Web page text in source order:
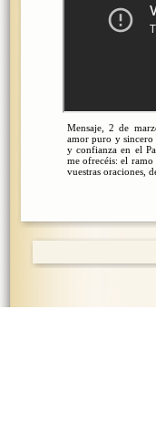
Mensaje, 2 de
amor puro y sincero
y confianza en el
me ofrecéis: el ramo
vuestras oraciones,